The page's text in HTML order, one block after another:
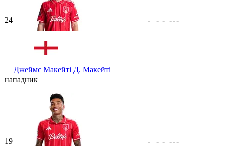
24
Джеймс Макейті Д. Макейті
- - - ---
нападник
19 - - - ---